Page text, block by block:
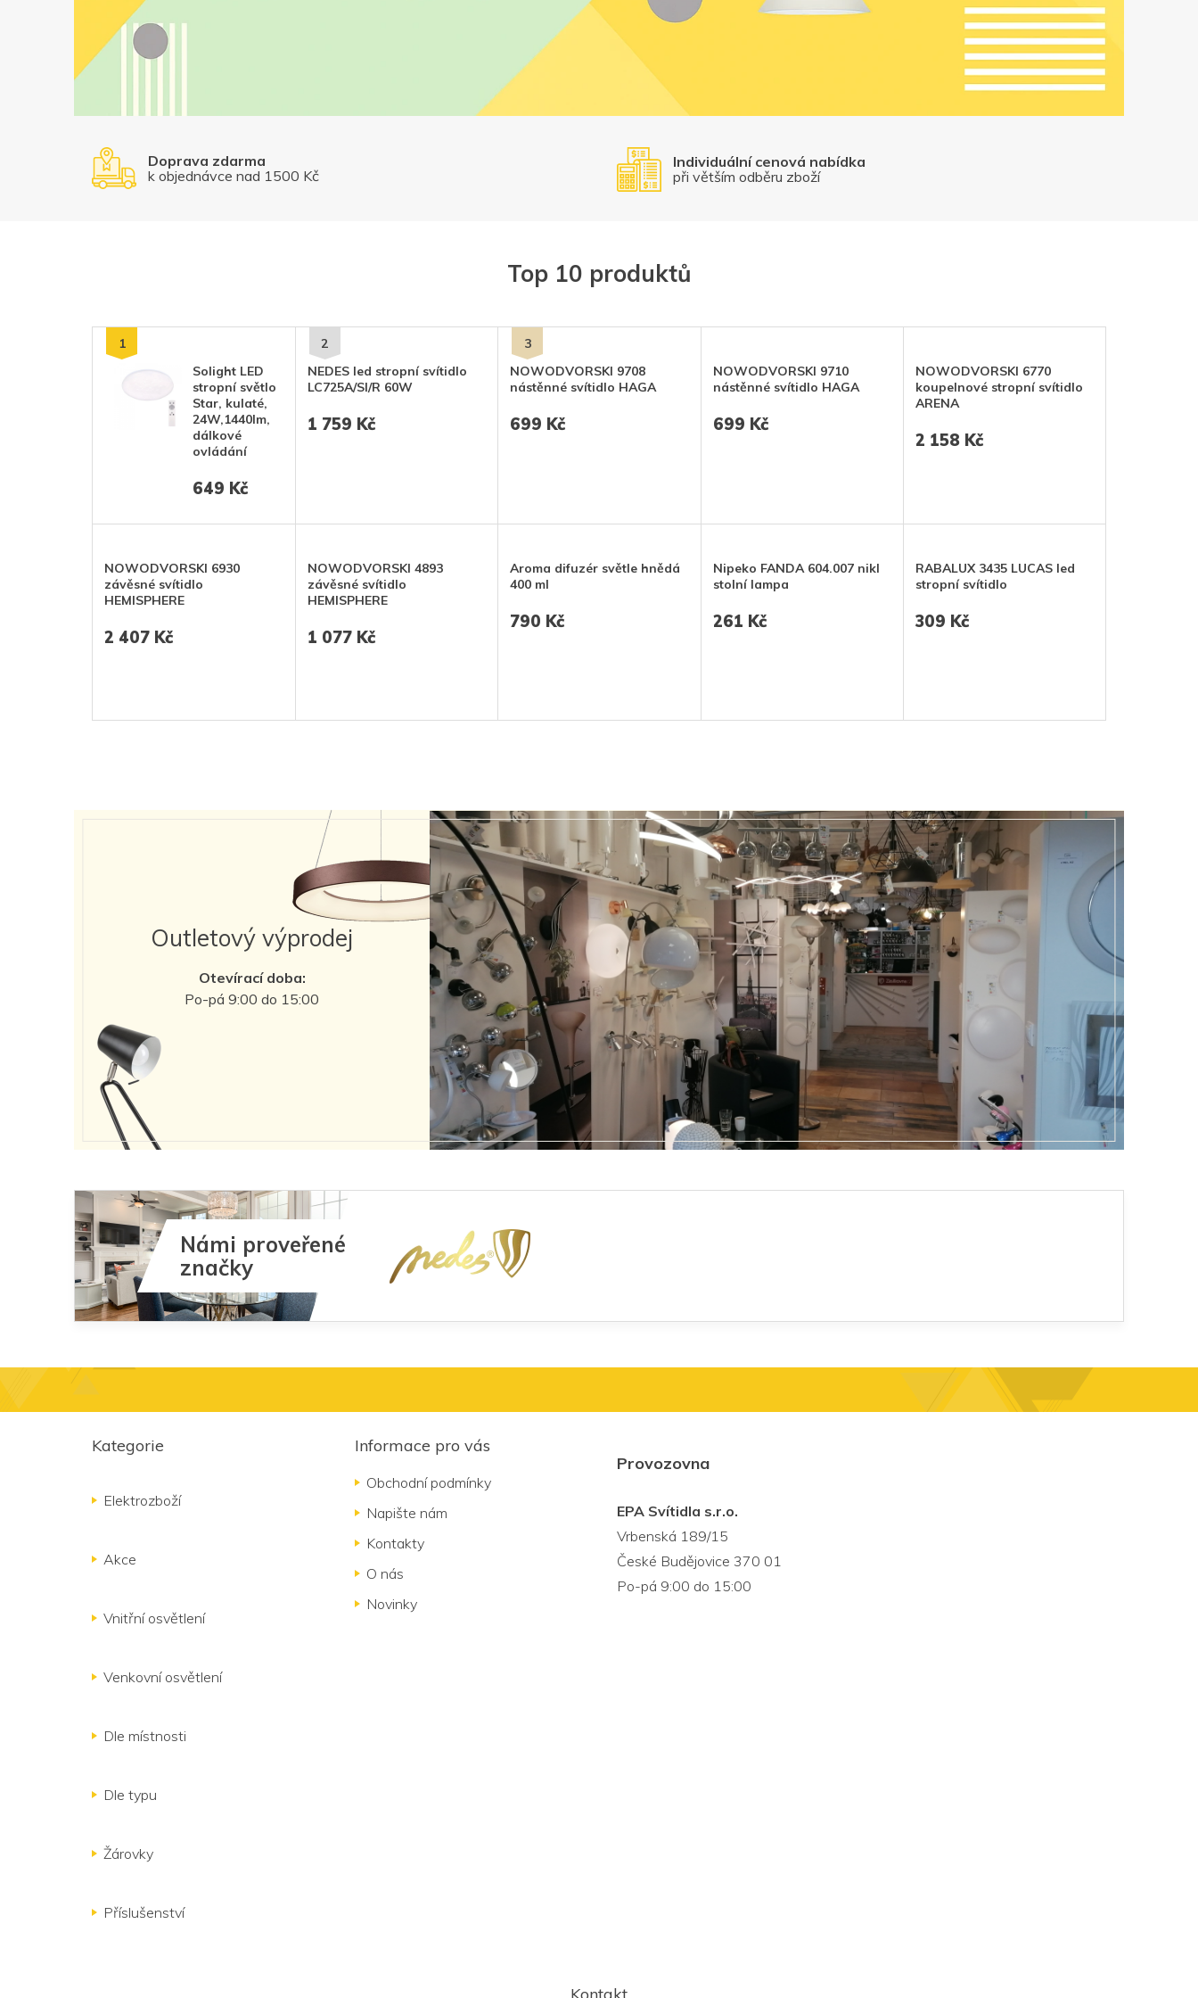
Doprava zdarma
k objednávce nad 1500 Kč
Individuální cenová nabídka
při větším odběru zboží
Top 10 produktů
Solight LED
stropní světlo
Star, kulaté,
24W,1440lm,
dálkové
ovládání
649 Kč
NEDES led stropní svítidlo
LC725A/SI/R 60W
1 759 Kč
NOWODVORSKI 9708
nástěnné svítidlo HAGA
699 Kč
NOWODVORSKI 9710
nástěnné svítidlo HAGA
699 Kč
NOWODVORSKI 6770
koupelnové stropní svítidlo
ARENA
2 158 Kč
NOWODVORSKI 6930
závěsné svítidlo
HEMISPHERE
2 407 Kč
NOWODVORSKI 4893
závěsné svítidlo
HEMISPHERE
1 077 Kč
Aroma difuzér světle hnědá
400 ml
790 Kč
Nipeko FANDA 604.007 nikl
stolní lampa
261 Kč
RABALUX 3435 LUCAS led
stropní svítidlo
309 Kč
Outletový výprodej
Otevírací doba:
Po-pá 9:00 do 15:00
Námi proveřené
značky
Kategorie
Elektrozboží
Akce
Vnitřní osvětlení
Venkovní osvětlení
Dle místnosti
Dle typu
Žárovky
Příslušenství
Informace pro vás
Obchodní podmínky
Napište nám
Kontakty
O nás
Novinky
Provozovna
EPA Svítidla s.r.o.
Vrbenská 189/15
České Budějovice 370 01
Po-pá 9:00 do 15:00